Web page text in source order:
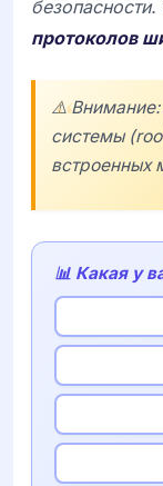
протоколов
⚠️ Внимание:
системы
встроенных
📊 Какая у